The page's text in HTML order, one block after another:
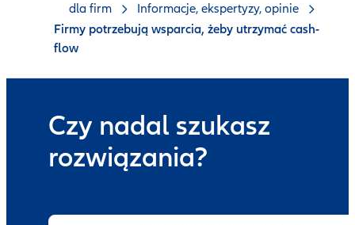
Czy nadal szukasz
rozwiązania?
dla firm
Informacje, ekspertyzy, opinie
Firmy potrzebują wsparcia, żeby utrzymać cash-
flow